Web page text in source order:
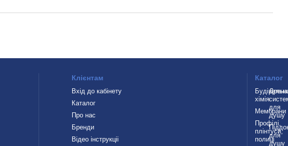
Клієнтам
Вхід до кабінету
Каталог
Про нас
Бренди
Відео інструкціі
Каталог
хімія
Мембрани
Профілі,
плінтуси,
полиці
для
душу
для
душу